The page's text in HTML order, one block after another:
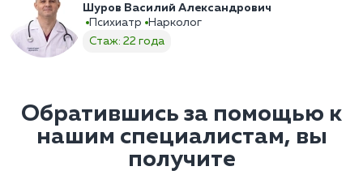
Шуров Василий Александрович
Психиатр
Нарколог
Стаж: 22 года
Обратившись за помощью к
нашим специалистам, вы
получите